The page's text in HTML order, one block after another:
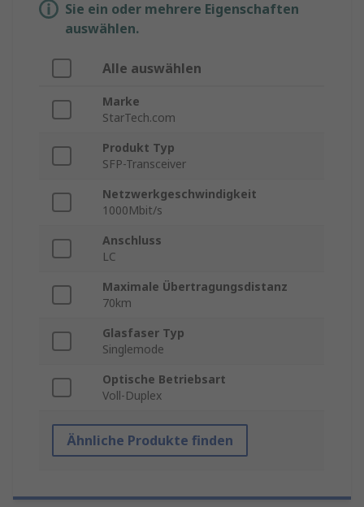
Sie ein oder mehrere Eigenschaften
auswählen.
Alle auswählen
Marke
StarTech.com
Produkt Typ
SFP-Transceiver
Netzwerkgeschwindigkeit
1000Mbit/s
Anschluss
LC
Maximale Übertragungsdistanz
70km
Glasfaser Typ
Singlemode
Optische Betriebsart
Voll-Duplex
Ähnliche Produkte finden